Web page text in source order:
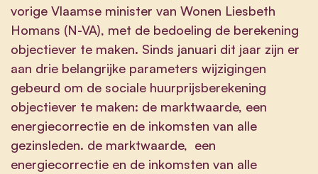
vorige Vlaamse minister van Wonen Liesbeth
Homans (N-VA), met de bedoeling de berekening
objectiever te maken. Sinds januari dit jaar zijn er
aan drie belangrijke parameters wijzigingen
gebeurd om de sociale huurprijsberekening
objectiever te maken: de marktwaarde, een
energiecorrectie en de inkomsten van alle
gezinsleden. de marktwaarde, een
energiecorrectie en de inkomsten van alle